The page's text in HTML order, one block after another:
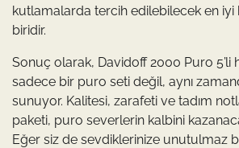
kutlamalarda tercih edilebilecek en iyi
biridir.
Sonuç olarak, Davidoff 2000 Puro 5’li
sadece bir puro seti değil, aynı
sunuyor. Kalitesi, zarafeti ve tadım
paketi, puro severlerin kalbini
Eğer siz de sevdiklerinize unutulmaz